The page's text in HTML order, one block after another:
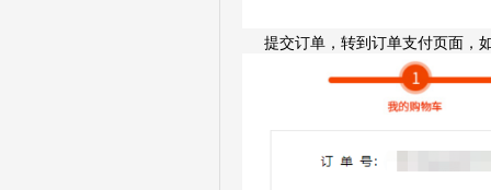
提交订单，转到订单支付页面，